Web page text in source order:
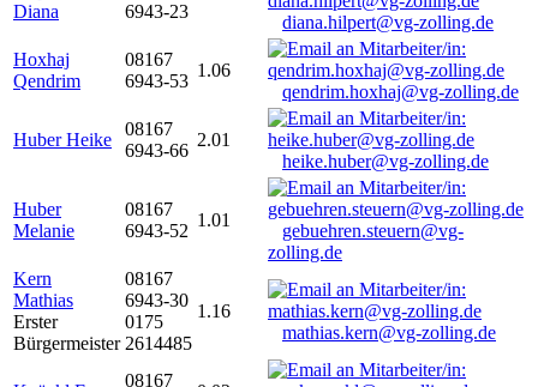
Diana
6943-23
diana.hilpert@vg-zolling.de
Hoxhaj
Qendrim
08167
6943-53
1.06
qendrim.hoxhaj@vg-zolling.de
Huber Heike
08167
6943-66
2.01
heike.huber@vg-zolling.de
Huber
Melanie
08167
6943-52
1.01
gebuehren.steuern@vg-
zolling.de
Kern
Mathias
Erster
Bürgermeister
08167
6943-30
0175
2614485
1.16
mathias.kern@vg-zolling.de
08167